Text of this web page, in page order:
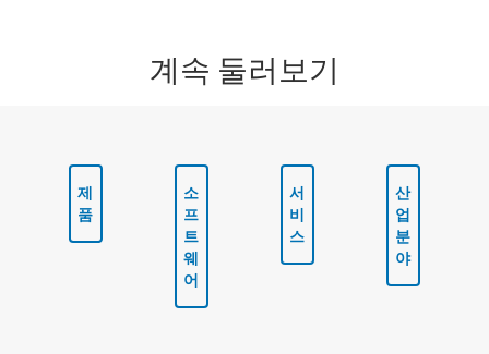
계속 둘러보기
제
품
소
프
트
웨
어
서
비
스
산
업
분
야